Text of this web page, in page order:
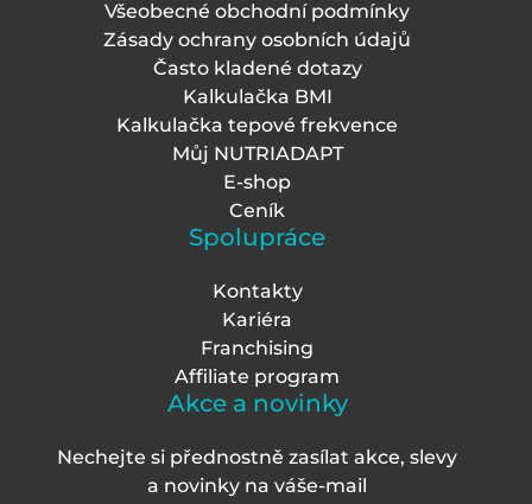
Všeobecné obchodní podmínky
Zásady ochrany osobních údajů
Často kladené dotazy
Kalkulačka BMI
Kalkulačka tepové frekvence
Můj NUTRIADAPT
E-shop
Ceník
Spolupráce
Kontakty
Kariéra
Franchising
Affiliate program
Akce a novinky
Nechejte si přednostně zasílat akce, slevy
a novinky na váše-mail